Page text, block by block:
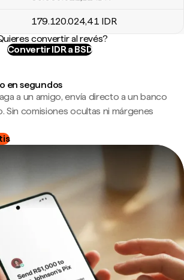
179.120.024,41 IDR
convertir al revés?
Convertir IDR a BSD
en segundos
a un amigo, envía directo a un banco
Sin comisiones ocultas ni márgenes